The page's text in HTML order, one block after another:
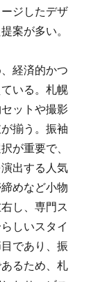
ジしたデザ
案が多い。
経済的かつ
いる。札幌
ットや撮影
揃う。振袖
が重要で、
出する人気
めなど小物
し、専門ス
しいスタイ
であり、振
るため、札